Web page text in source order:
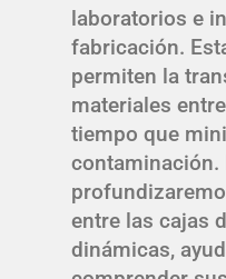
laboratorios e
fabricación.
permiten la
materiales
tiempo que
contaminación.
entre las cajas
dinámicas,